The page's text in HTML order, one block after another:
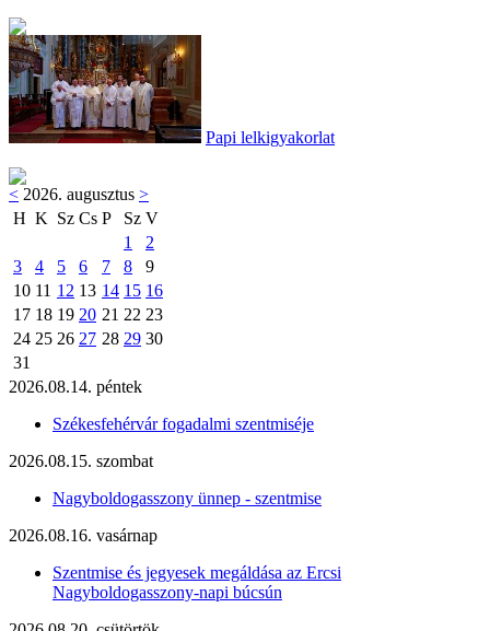
Papi lelkigyakorlat
< 2026. augusztus >
H K Sz Cs P Sz V
1
2
3
4 5 6 7 8
9
10 11 12 13 14 15 16
17 18 19 20 21 22 23
24 25 26 27 28 29 30
31
2026.08.14. péntek
Székesfehérvár fogadalmi szentmiséje
2026.08.15. szombat
Nagyboldogasszony ünnep - szentmise
2026.08.16. vasárnap
Szentmise és jegyesek megáldása az Ercsi
Nagyboldogasszony-napi búcsún